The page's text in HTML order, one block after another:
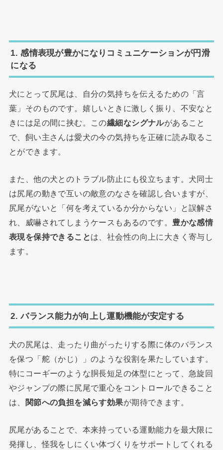
1. 感情表現が豊かになりコミュニケーションが円滑
になる
犬にとって尻尾は、自分の気持ちを伝えるための「言
葉」そのものです。嬉しいときに激しく振り、不安なと
きには足の間に挟む。この繊細なシグナルがあること
で、飼い主さんは愛犬の今の気持ちを正確に読み取るこ
とができます。
また、他の犬とのトラブル防止にも役立ちます。犬同士
は尻尾の動きで互いの敵意のなさを確認し合いますが、
尻尾がないと「何を考えているか分からない」と誤解さ
れ、威嚇されてしまうケースもあるのです。 豊かな感情
表現を保持できることは、社会性の向上に大きく寄与し
ます。
2. バランス能力が向上し運動機能が安定する
犬の尻尾は、走ったり曲がったりする際に体のバランス
を保つ「舵（かじ）」のような役割を果たしています。
特にコーギーのような胴長短足の体型にとって、急旋回
やジャンプの際に尻尾で重心をコントロールできること
は、
関節への負担を減らす効果が期待できます。
尻尾があることで、本来持っている運動能力を最大限に
発揮し、怪我をしにくい体づくりをサポートしてくれる